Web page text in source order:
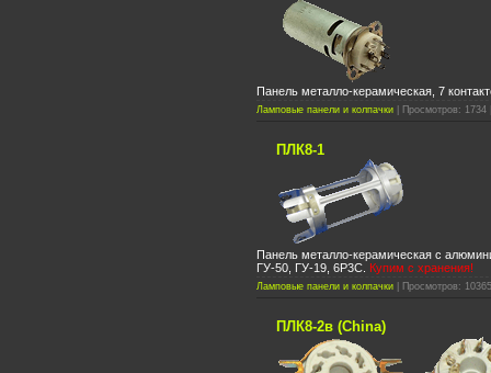
Панель металло-керамическая, 7
Ламповые панели и колпачки | Просмотров:
ПЛК8-1
Панель металло-керамическая с
ГУ-50, ГУ-19, 6Р3С. Купим с хранения!
Ламповые панели и колпачки | Просмотров:
ПЛК8-2в (China)